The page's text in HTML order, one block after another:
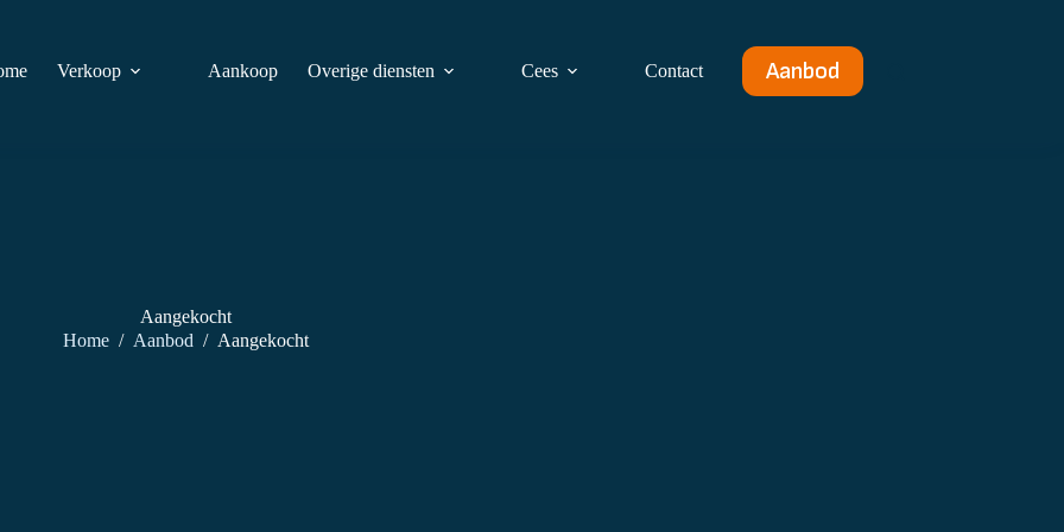
Verkoop Aankoop Overige diensten Cees Contact Aanbod
Aangekocht
Home / Aanbod / Aangekocht